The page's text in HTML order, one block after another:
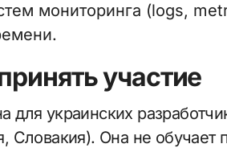
мониторинга (logs,
участие
для украинских
Словакия). Она не обучает